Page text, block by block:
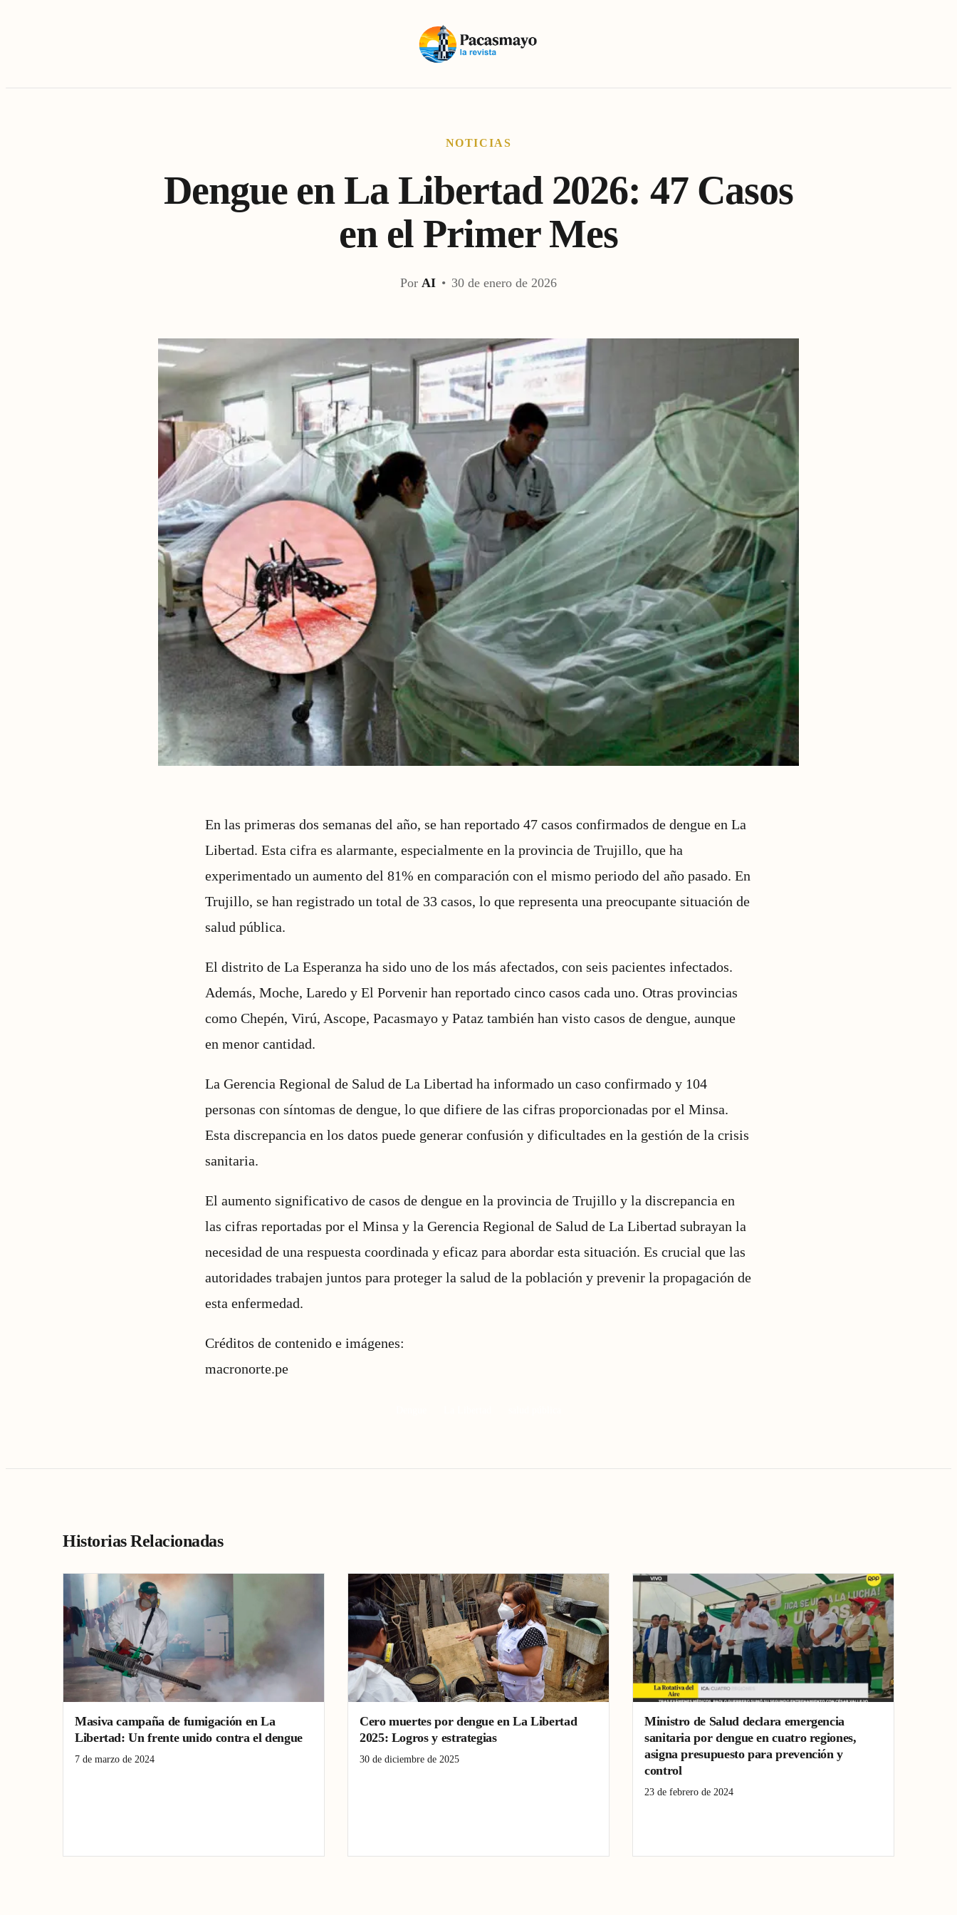
NOTICIAS
Dengue en La Libertad 2026: 47 Casos
en el Primer Mes
Por AI • 30 de enero de 2026
En las primeras dos semanas del año, se han reportado 47 casos confirmados de dengue en La
Libertad. Esta cifra es alarmante, especialmente en la provincia de Trujillo, que ha
experimentado un aumento del 81% en comparación con el mismo periodo del año pasado. En
Trujillo, se han registrado un total de 33 casos, lo que representa una preocupante situación de
salud pública.
El distrito de La Esperanza ha sido uno de los más afectados, con seis pacientes infectados.
Además, Moche, Laredo y El Porvenir han reportado cinco casos cada uno. Otras provincias
como Chepén, Virú, Ascope, Pacasmayo y Pataz también han visto casos de dengue, aunque
en menor cantidad.
La Gerencia Regional de Salud de La Libertad ha informado un caso confirmado y 104
personas con síntomas de dengue, lo que difiere de las cifras proporcionadas por el Minsa.
Esta discrepancia en los datos puede generar confusión y dificultades en la gestión de la crisis
sanitaria.
El aumento significativo de casos de dengue en la provincia de Trujillo y la discrepancia en
las cifras reportadas por el Minsa y la Gerencia Regional de Salud de La Libertad subrayan la
necesidad de una respuesta coordinada y eficaz para abordar esta situación. Es crucial que las
autoridades trabajen juntos para proteger la salud de la población y prevenir la propagación de
esta enfermedad.
Créditos de contenido e imágenes:
macronorte.pe
Historias Relacionadas
Masiva campaña de fumigación en La
Libertad: Un frente unido contra el dengue
7 de marzo de 2024
Cero muertes por dengue en La Libertad
2025: Logros y estrategias
30 de diciembre de 2025
Ministro de Salud declara emergencia
sanitaria por dengue en cuatro regiones,
asigna presupuesto para prevención y
control
23 de febrero de 2024